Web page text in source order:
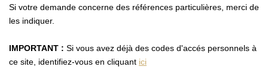
Avis Clients
CONTACT
Si votre demande concerne des références particulières, merci de
les indiquer.
IMPORTANT : Si vous avez déjà des codes d'accés personnels à
ce site, identifiez-vous en cliquant ici